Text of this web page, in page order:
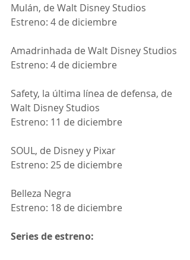
Mulán, de Walt Disney Studios
Estreno: 4 de diciembre
Amadrinhada de Walt Disney Studios
Estreno: 4 de diciembre
Safety, la última línea de defensa, de
Walt Disney Studios
Estreno: 11 de diciembre
SOUL, de Disney y Pixar
Estreno: 25 de diciembre
Belleza Negra
Estreno: 18 de diciembre
Series de estreno: